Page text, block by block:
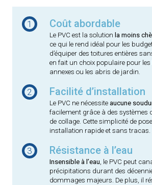
1 Coût abordable
Le PVC est la solution la moins
ce qui le rend idéal pour les
d’équiper des toitures entières
en fait un choix populaire pour
annexes ou les abris de jardin.
2 Facilité d’installation
Le PVC ne nécessiteaucune
facilement grâce à des systèmes
de collage. Cette simplicité de
installation rapide et sans tracas.
3 Résistance à l’eau
Insensible à l’eau, le PVC peut
précipitations durant des
dommages majeurs. De plus, il